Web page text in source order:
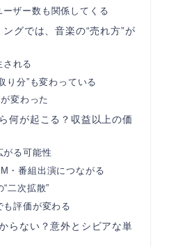
ーザー数も関係してくる
グでは、音楽の“売れ方”が
れる
り分”も変わっている
変わった
何が起こる？収益以上の価
がる可能性
・番組出演につながる
二次拡散”
も評価が変わる
らない？意外とシビアな単